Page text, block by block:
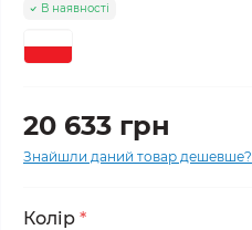
В наявності
20 633 грн
Знайшли даний товар дешевше?
Колір *